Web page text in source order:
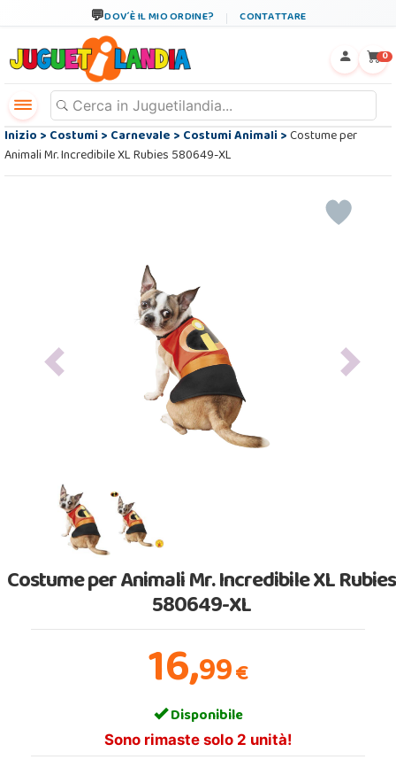
DOV´È IL MIO ORDINE? CONTATTARE
0
Inizio>Costumi>Carnevale>Costumi Animali>Costume per
Animali Mr. Incredibile XL Rubies 580649-XL
Previous Next
Costume per Animali Mr. Incredibile XL Rubies
580649-XL
16,99€
Disponibile
Sono rimaste solo 2 unità!